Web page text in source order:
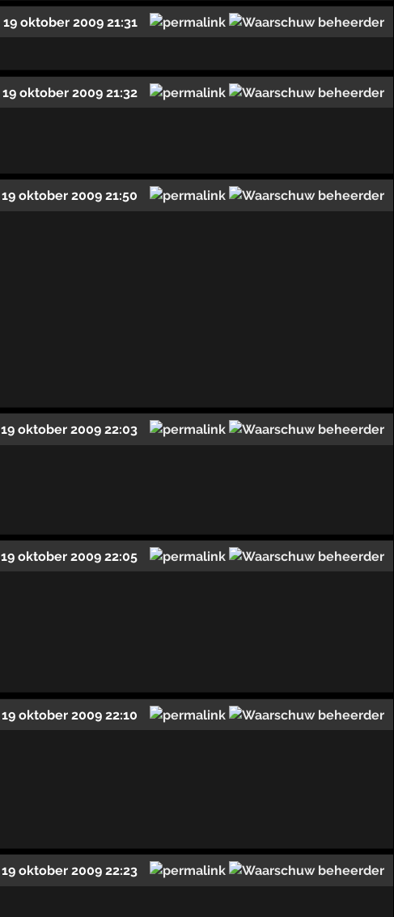
19 oktober 2009 21:31
19 oktober 2009 21:32
19 oktober 2009 21:50
19 oktober 2009 22:03
19 oktober 2009 22:05
19 oktober 2009 22:10
19 oktober 2009 22:23